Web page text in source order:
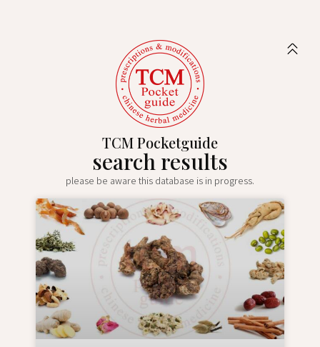
TCM Pocketguide
search results
please be aware this database is in progress.